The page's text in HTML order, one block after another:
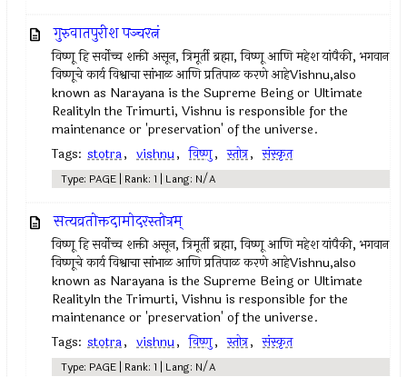
गुरुवातपुरीश पञ्चरत्नं
विष्णू हि सर्वोच्च शक्ती असून, त्रिमूर्ती ब्रह्मा, विष्णू आणि महेश यांपैकी, भगवान
विष्णूचे कार्य विश्वाचा सांभाळ आणि प्रतिपाळ करणे आहेVishnu,also
known as Narayana is the Supreme Being or Ultimate
RealityIn the Trimurti, Vishnu is responsible for the
maintenance or 'preservation' of the universe.
Tags: stotra, vishnu, विष्णु, स्तोत्र, संस्कृत
Type: PAGE | Rank: 1 | Lang: N/A
सत्यव्रतोक्तदामोदरस्तोत्रम्
विष्णू हि सर्वोच्च शक्ती असून, त्रिमूर्ती ब्रह्मा, विष्णू आणि महेश यांपैकी, भगवान
विष्णूचे कार्य विश्वाचा सांभाळ आणि प्रतिपाळ करणे आहेVishnu,also
known as Narayana is the Supreme Being or Ultimate
RealityIn the Trimurti, Vishnu is responsible for the
maintenance or 'preservation' of the universe.
Tags: stotra, vishnu, विष्णु, स्तोत्र, संस्कृत
Type: PAGE | Rank: 1 | Lang: N/A